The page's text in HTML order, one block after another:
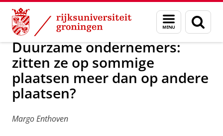
Skip
Content
Skip
Navigation
Menu
en
zoeken
Over ons Research
Duurzame ondernemers:
zitten ze op sommige
plaatsen meer dan op andere
plaatsen?
Margo Enthoven